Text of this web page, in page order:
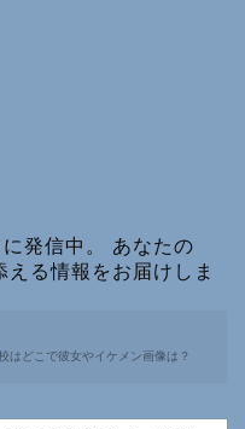
発信中。 あなたの
える情報をお届けしま
はどこで彼女やイケメン画像は？